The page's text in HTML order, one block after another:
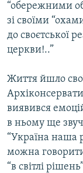
“обережними
зі своїми
до своєтської
церкви!..”
Життя йшло
виявився
в ньому ще
“Україна наша
можна говорити
“в світлі